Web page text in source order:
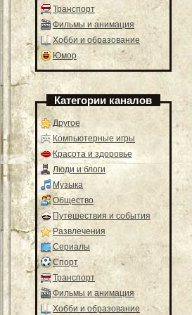
Транспорт
Фильмы и анимация
Хобби и образование
Юмор
Категории каналов
Другое
Компьютерные игры
Красота и здоровье
Люди и блоги
Музыка
Общество
Путешествия и события
Развлечения
Сериалы
Спорт
Транспорт
Фильмы и анимация
Хобби и образование